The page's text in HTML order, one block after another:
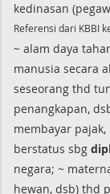
kedinasan
Referensi dari KBBI
~ alam daya
manusia secara
seseorang thd
penangkapan,
membayar
berstatus sbg
negara; ~
hewan, dsb) thd